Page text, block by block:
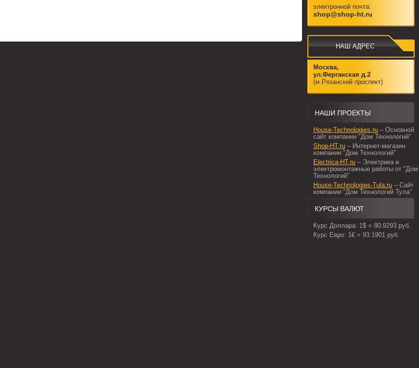
электронной почта:
shop@shop-ht.ru
НАШ АДРЕС
Москва,
ул.Ферганская д.2
(м.Рязанский проспект)
НАШИ ПРОЕКТЫ
House-Technologies.ru – Основной
сайт компании "Дом Технологий"
Shop-HT.ru – Интернет-магазин
компании "Дом Технологий"
Electrica-HT.ru – Электрика и
электромонтажные работы от "Дом
Технологий"
House-Technologies-Tula.ru – Сайт
компании "Дом Технологий Тула"
КУРСЫ ВАЛЮТ
Курс Доллара: 1$ = 80.9293 руб.
Курс Евро: 1€ = 93.1901 руб.